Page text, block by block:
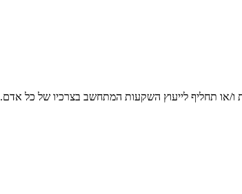
ו/או תחליף לייעוץ השקעות המתחשב בצרכיו של כל אדם.